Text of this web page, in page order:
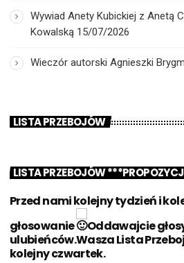
Wywiad Anety Kubickiej z Anetą
Kowalską 15/07/2026
Wieczór autorski Agnieszki
LISTA PRZEBOJÓW
LISTA PRZEBOJÓW
Przed nami kolejny tydzień i
głosowanie
Oddawajcie
ulubieńców.Wasza Lista
kolejny czwartek.